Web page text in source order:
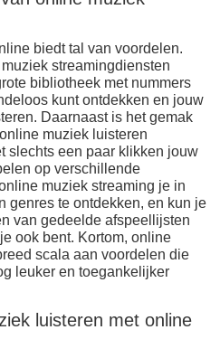
biedt tal van voordelen.
streamingdiensten
bibliotheek met nummers
kunt ontdekken en jouw
Daarnaast is het gemak
muziek luisteren
slechts een paar klikken jouw
op verschillende
muziek streaming je in
genres te ontdekken, en kun je
van gedeelde afspeellijsten
ook bent. Kortom, online
scala aan voordelen die
leuker en toegankelijker
luisteren met online